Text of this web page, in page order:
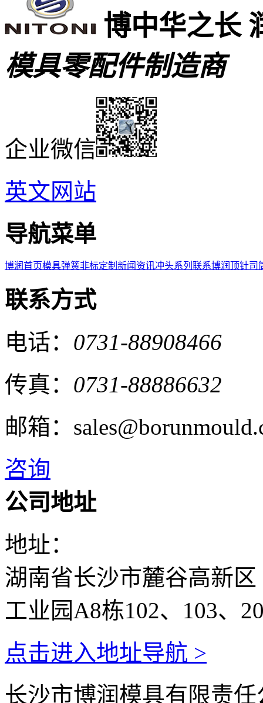
博中华之长
模具零配件制造商
企业微信
英文网站
导航菜单
博润首页模具弹簧非标定制 新闻资讯冲头系列 联系博润 顶针司
联系方式
电话： 0731-88908466
传真： 0731-88886632
邮箱：
咨询
公司地址
地址：
湖南省长沙市麓谷高新
工业园A8栋102、103、
点击进入地址导航 >
长沙市博润模具有限责